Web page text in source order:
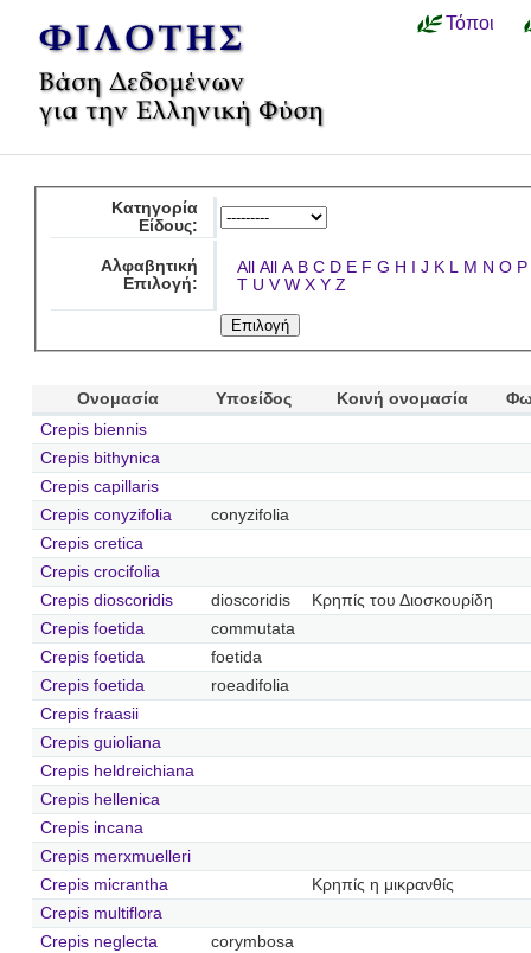
Τόποι
Κατηγορία
Είδους:
Αλφαβητική
Επιλογή:
All All A B C D E F G H I J K L M N O P
T U V W X Y Z
Ονομασία Υποείδος Κοινή ονομασία
Crepis biennis
Crepis bithynica
Crepis capillaris
Crepis conyzifolia
conyzifolia
Crepis cretica
Crepis crocifolia
Crepis dioscoridis
dioscoridis
Κρηπίς του Διοσκουρίδη
Crepis foetida
commutata
Crepis foetida
foetida
Crepis foetida
roeadifolia
Crepis fraasii
Crepis guioliana
Crepis heldreichiana
Crepis hellenica
Crepis incana
Crepis merxmuelleri
Crepis micrantha
Κρηπίς η μικρανθίς
Crepis multiflora
Crepis neglecta
corymbosa